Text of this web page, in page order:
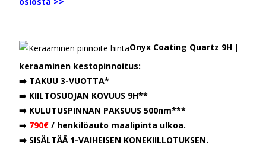
Onyx Coating Quartz 9H |
keraaminen kestopinnoitus:
➡️ TAKUU 3-VUOTTA*
➡️ KIILTOSUOJAN KOVUUS 9H**
➡️ KULUTUSPINNAN PAKSUUS 500nm***
➡️ 790€ / henkilöauto maalipinta ulkoa.
➡️ SISÄLTÄÄ 1-VAIHEISEN KONEKIILLOTUKSEN.